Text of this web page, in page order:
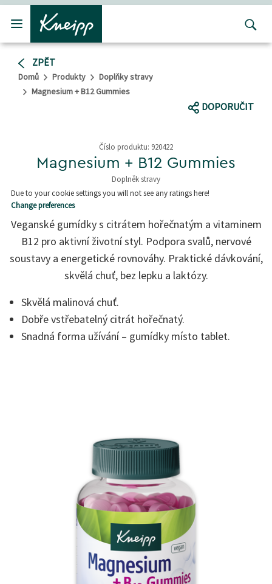
Přejít na hlavní obsah
Přejít na obsah patičky
ZPĚT
Domů Produkty
Doplňky stravy
Magnesium + B12 Gummies
DOPORUČIT
Číslo produktu: 920422
Magnesium + B12 Gummies
Doplněk stravy
4,8 z 5 hvězd
Due to your cookie settings you will not see any ratings here!
Change preferences
Veganské gumídky s citrátem hořečnatým a vitaminem
B12 pro aktivní životní styl. Podpora svalů, nervové
soustavy a energetické rovnováhy. Praktické dávkování,
skvělá chuť, bez lepku a laktózy.
Skvělá malinová chuť.
Dobře vstřebatelný citrát hořečnatý.
Snadná forma užívání – gumídky místo tablet.